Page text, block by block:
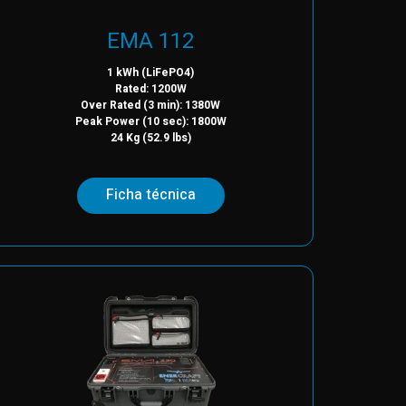
EMA 112
1 kWh (LiFePO4)
Rated: 1200W
Over Rated (3 min): 1380W
Peak Power (10 sec): 1800W
24 Kg (52.9 lbs)
Ficha técnica